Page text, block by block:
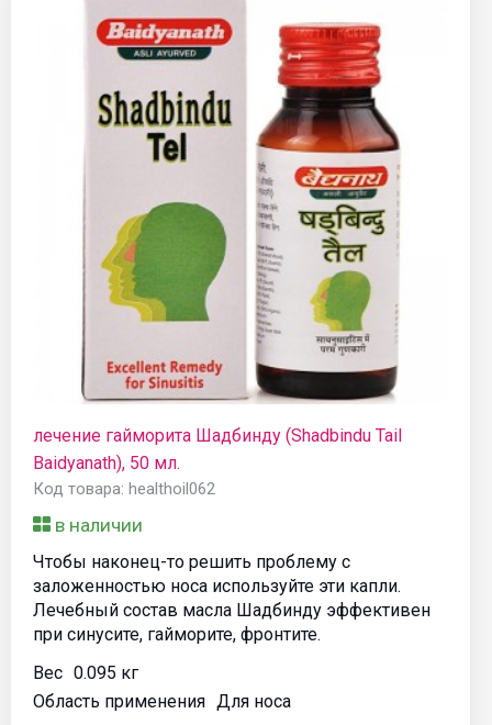
лечение гайморита Шадбинду (Shadbindu Tail
Baidyanath), 50 мл.
Код товара: healthoil062
в наличии
Чтобы наконец-то решить проблему с
заложенностью носа используйте эти капли.
Лечебный состав масла Шадбинду эффективен
при синусите, гайморите, фронтите.
Вес 0.095 кг
Область применения Для носа